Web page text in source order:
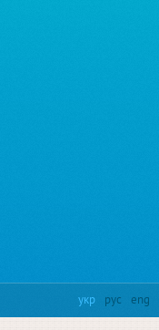
укр рус eng